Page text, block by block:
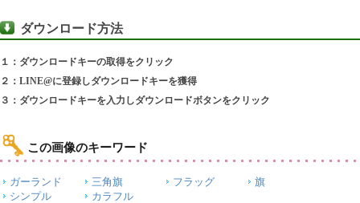
ダウンロード方法
１：ダウンロードキーの取得をクリック
２：LINE@に登録しダウンロードキーを獲得
３：ダウンロードキーを入力しダウンロードボタンをクリック
この画像のキーワード
ガーランド 三角旗 フラッグ
旗
シンプル
カラフル